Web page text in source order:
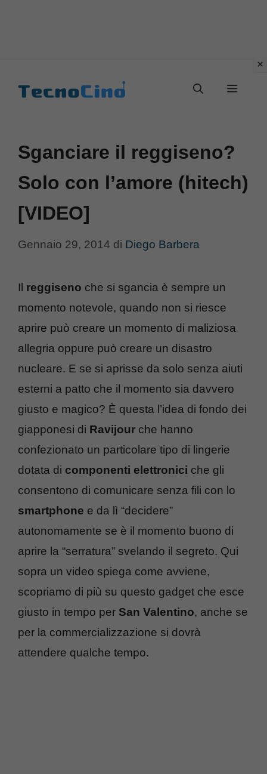
Menu
Sganciare il reggiseno?
Solo con l’amore (hitech)
[VIDEO]
Gennaio 29, 2014 di Diego Barbera
Il reggiseno che si sgancia è sempre un
momento notevole, quando non si riesce
aprire può creare un momento di maliziosa
allegria oppure può creare un disastro
nucleare. E se si aprisse da solo senza aiuti
esterni a patto che il momento sia davvero
giusto e magico? È questa l’idea di fondo dei
giapponesi di Ravijour che hanno
confezionato un particolare tipo di lingerie
dotata di componenti elettronici che gli
consentono di comunicare senza fili con lo
smartphone e da lì “decidere”
autonomamente se è il momento buono di
aprire la “serratura” svelando il segreto. Qui
sopra un video spiega come avviene,
scopriamo di più su questo gadget che esce
giusto in tempo per San Valentino, anche se
per la commercializzazione si dovrà
attendere qualche tempo.